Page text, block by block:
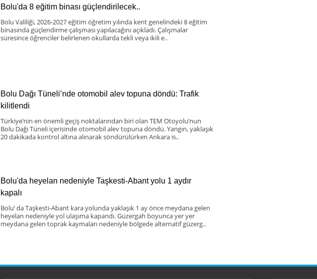
Bolu'da 8 eğitim binası güçlendirilecek..
Bolu Valiliği, 2026-2027 eğitim öğretim yılında kent genelindeki 8 eğitim
binasında güçlendirme çalışması yapılacağını açıkladı. Çalışmalar
süresince öğrenciler belirlenen okullarda tekli veya ikili e..
Bolu Dağı Tüneli’nde otomobil alev topuna döndü: Trafik
kilitlendi
Türkiye’nin en önemli geçiş noktalarından biri olan TEM Otoyolu’nun
Bolu Dağı Tüneli içerisinde otomobil alev topuna döndü. Yangın, yaklaşık
20 dakikada kontrol altına alınarak söndürülürken Ankara is..
Bolu'da heyelan nedeniyle Taşkesti-Abant yolu 1 aydır
kapalı
Bolu’ da Taşkesti-Abant kara yolunda yaklaşık 1 ay önce meydana gelen
heyelan nedeniyle yol ulaşıma kapandı. Güzergah boyunca yer yer
meydana gelen toprak kaymaları nedeniyle bölgede alternatif güzerg..